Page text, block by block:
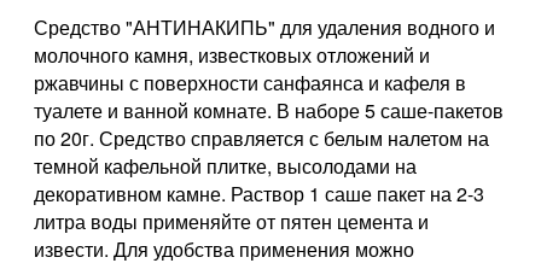
Средство "АНТИНАКИПЬ" для удаления водного и
молочного камня, известковых отложений и
ржавчины с поверхности санфаянса и кафеля в
туалете и ванной комнате. В наборе 5 саше-пакетов
по 20г. Средство справляется с белым налетом на
темной кафельной плитке, высолодами на
декоративном камне. Раствор 1 саше пакет на 2-3
литра воды применяйте от пятен цемента и
извести. Для удобства применения можно